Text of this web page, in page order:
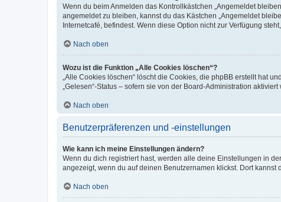
Wenn du beim Anmelden das Kontrollkästchen „Angemeldet
angemeldet zu bleiben, kannst du das Kästchen „Angemeldet
Internetcafé, befindest. Wenn diese Option nicht zur Verfügung
Nach oben
Wozu ist die Funktion „Alle Cookies löschen“?
„Alle Cookies löschen“ löscht die Cookies, die phpBB erstellt hat
„Gelesen“-Status – sofern sie von der Board-Administration
Nach oben
Benutzerpräferenzen und -einstellungen
Wie kann ich meine Einstellungen ändern?
Wenn du dich registriert hast, werden alle deine Einstellungen in
angezeigt, wenn du auf deinen Benutzernamen klickst. Dort kannst
Nach oben